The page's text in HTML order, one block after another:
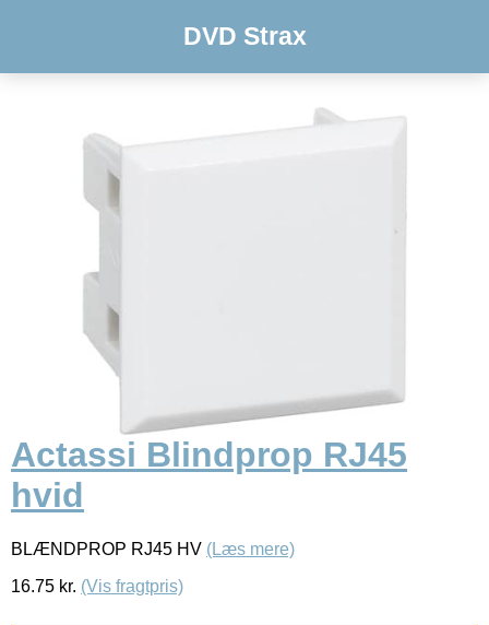
DVD Strax
Actassi Blindprop RJ45
hvid
BLÆNDPROP RJ45 HV (Læs mere)
16.75 kr. (Vis fragtpris)